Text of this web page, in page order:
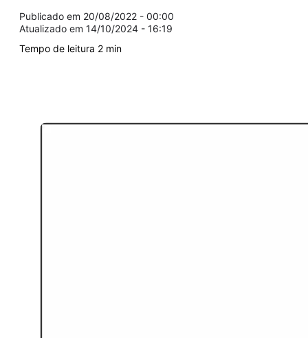
20/08/2022 - 00:00
14/10/2024 - 16:19